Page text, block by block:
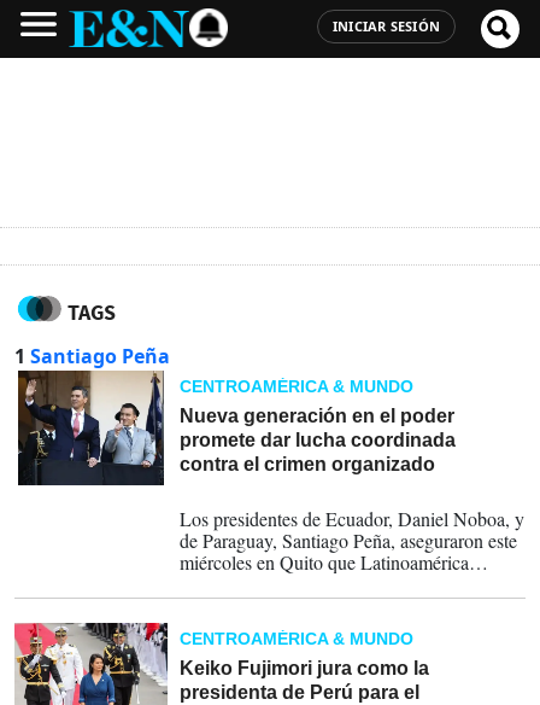
INICIAR SESIÓN
TAGS
1 Santiago Peña
CENTROAMÉRICA & MUNDO
Nueva generación en el poder
promete dar lucha coordinada
contra el crimen organizado
Los presidentes de Ecuador, Daniel Noboa, y
de Paraguay, Santiago Peña, aseguraron este
miércoles en Quito que Latinoamérica
fortalecer la cooperación regional y coordinar
la lucha contra el crimen organizado, con una
"nueva generación de mandatarios" que
tienen "la responsabilidad de trabajar juntos".
CENTROAMÉRICA & MUNDO
Keiko Fujimori jura como la
presidenta de Perú para el